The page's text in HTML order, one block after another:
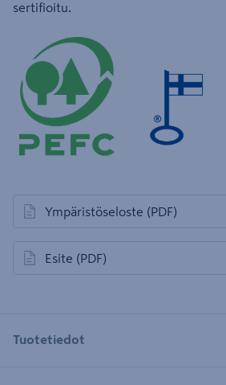
sertifioitu.
Ympäristöseloste (PDF)
avautuu uuteen välilehteen
Esite (PDF)
avautuu uuteen välilehteen
Tuotetiedot